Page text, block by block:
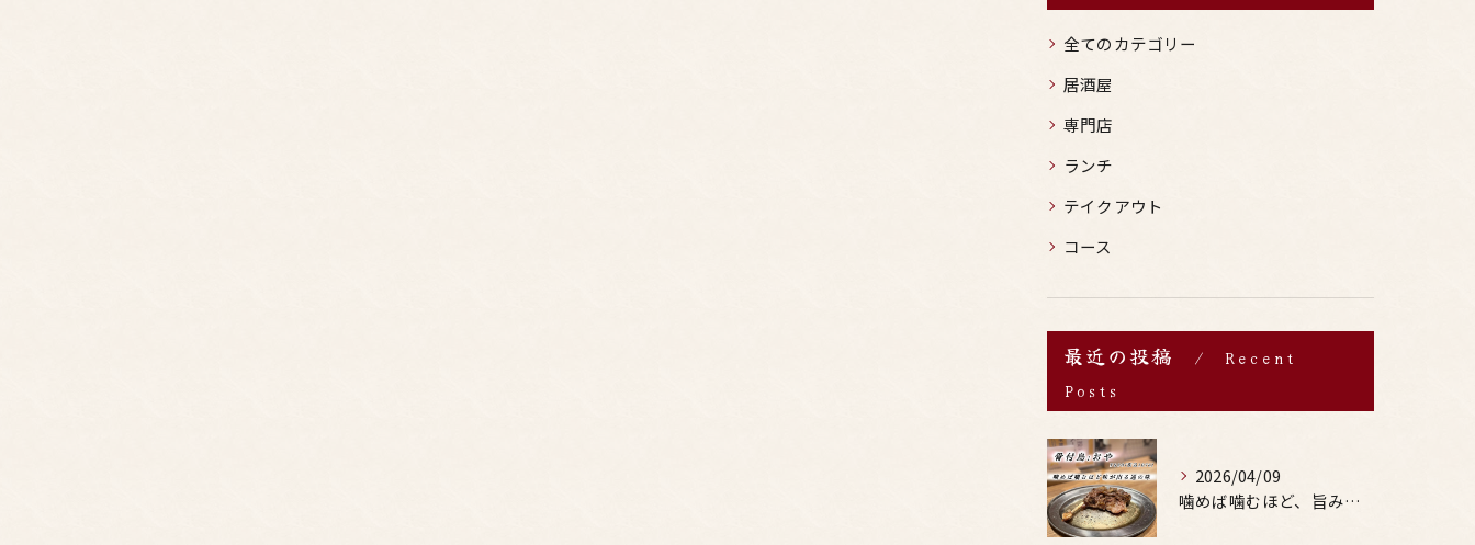
全てのカテゴリー
居酒屋
専門店
ランチ
テイクアウト
コース
最近の投稿
Recent
Posts
2026/04/09
噛めば噛むほど、旨みがあふれる。